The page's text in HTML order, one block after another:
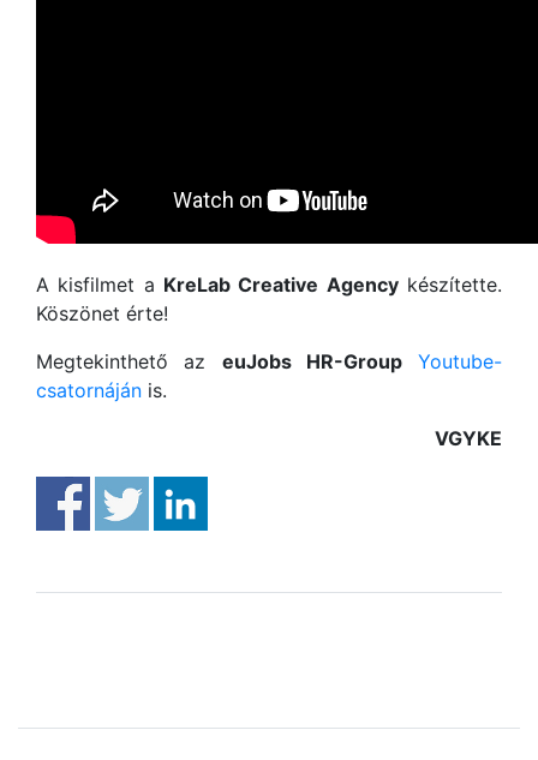
A kisfilmet a KreLab Creative Agencykészítette.
Köszönet érte!
Megtekinthető az euJobs HR-Group
Youtube-
csatornáján is.
VGYKE